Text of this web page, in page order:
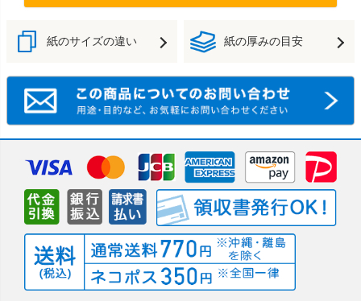
紙のサイズの違い 紙の厚みの目安